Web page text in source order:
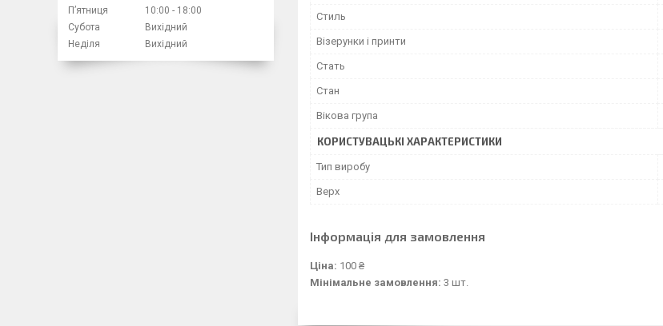
Стиль
Візерунки і принти
Стать
Стан
Вікова група
КОРИСТУВАЦЬКІ ХАРАКТЕРИСТИКИ
Тип виробу
Верх
Інформація для замовлення
Ціна: 100 ₴
Мінімальне замовлення: 3 шт.
Пʼятниця
10:00
18:00
Субота
Вихідний
Неділя
Вихідний